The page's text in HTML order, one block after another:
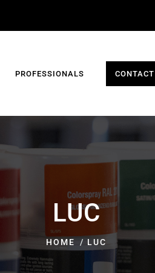
PROFESSIONALS CONTACT
LUC
HOME LUC